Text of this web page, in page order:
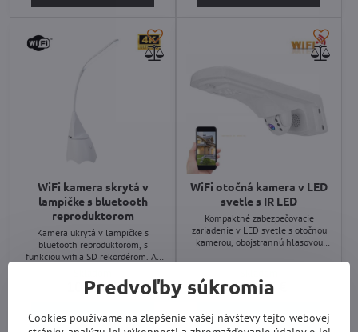
WiFi kamera skrytá v
lampičke s bluetooth
reproduktorom
Kamera ukrytá v lampičke s
bluetooth reproduktorom, s
funkciou wifi a SD rekordérom. Až
Možnosť záznamu videa na SD kartu
až 128Gb alebo cloud úložiska.
107,07 €
Do košíka
WiFi otočná kamera v LED
svetle s IR LED
Kompaktné zabezpečovacie
zariadenie v LED svetle s otočnou
kamerou, obojstrannú hlasovou
iPhone.
119,47 €
Do košíka
Predvoľby súkromia
Cookies používame na zlepšenie vašej návštevy tejto webovej